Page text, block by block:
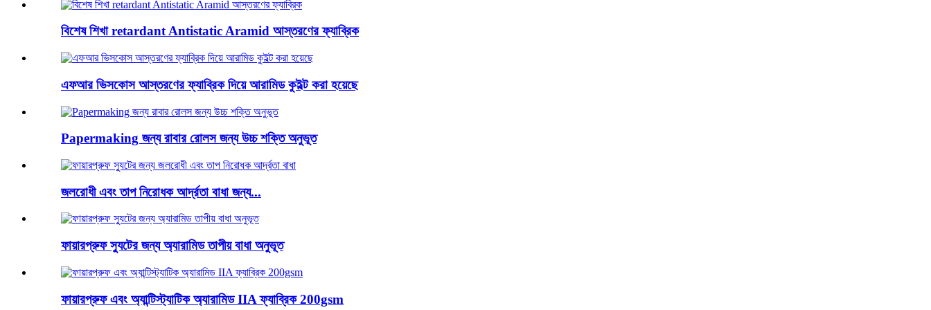
বিশেষ শিখা retardant Antistatic Aramid আস্তরণের ফ্যাব্রিক
এফআর ভিসকোস আস্তরণের ফ্যাব্রিক দিয়ে আরামিড কুইল্ট করা হয়েছে
Papermaking জন্য রাবার রোলস জন্য উচ্চ শক্তি অনুভূত
জলরোধী এবং তাপ নিরোধক আর্দ্রতা বাধা জন্য...
ফায়ারপ্রুফ স্যুটের জন্য অ্যারামিড তাপীয় বাধা অনুভূত
ফায়ারপ্রুফ এবং অ্যান্টিস্ট্যাটিক অ্যারামিড IIA ফ্যাব্রিক 200gsm